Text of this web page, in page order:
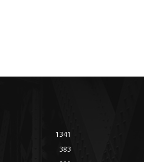
1341
383